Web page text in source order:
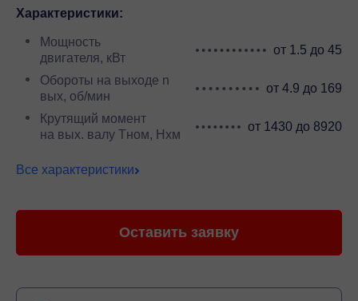
Характеристики:
Мощность
двигателя, кВт
от 1.5 до 45
Обороты на выходе n
вых, об/мин
от 4.9 до 169
Крутящий момент
на вых. валу Тном, Нхм
от 1430 до 8920
Все характеристики
Оставить заявку